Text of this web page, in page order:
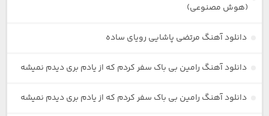
(هوش مصنوعی)
دانلود آهنگ مرتضی پاشایی رویای ساده
دانلود آهنگ رامین بی باک سفر کردم که از یادم بری دیدم نمیشه
دانلود آهنگ رامین بی باک سفر کردم که از یادم بری دیدم نمیشه